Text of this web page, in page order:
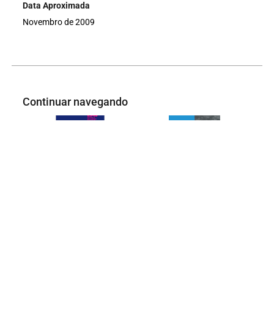
Data Aproximada
Novembro de 2009
Continuar navegando